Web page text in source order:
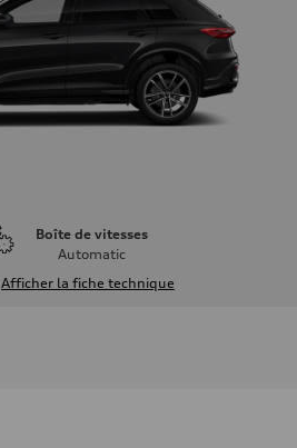
Boîte de vitesses
Automatic
Afficher la fiche technique